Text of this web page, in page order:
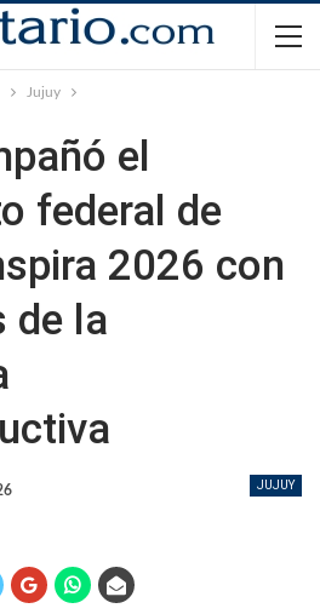
Jujuy
el
federal de
2026 con
de la
JUJUY